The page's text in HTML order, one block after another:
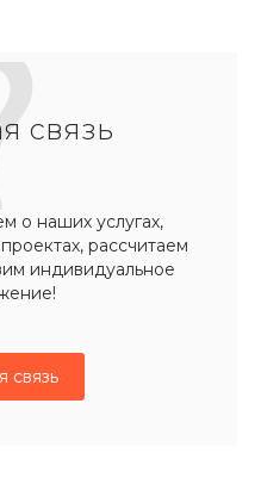
связь
о наших услугах,
рассчитаем
индивидуальное
связь